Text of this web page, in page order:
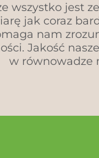
wszystko jest
jak coraz
nam
Jakość
w równowadze